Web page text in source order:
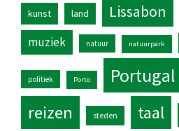
kunst land Lissabon
muziek natuur natuurpark
politiek Porto Portugal
reizen steden taal